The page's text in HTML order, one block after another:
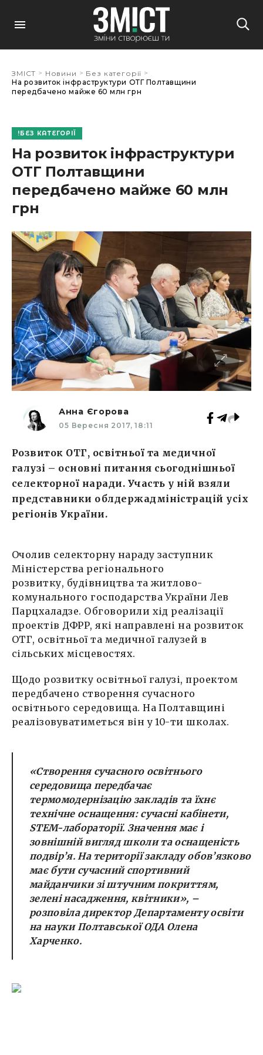
ЗМІСТ > Новини > Без категорії >
На розвиток інфраструктури ОТГ Полтавщини
передбачено майже 60 млн грн
БЕЗ КАТЕГОРІЇ
На розвиток інфраструктури
ОТГ Полтавщини
передбачено майже 60 млн
грн
Анна Єгорова
05 Вересня 2017, 18:11
Розвиток ОТГ, освітньої та медичної
галузі – основні питання сьогоднішньої
селекторної наради. Участь у ній взяли
представники облдержадміністрацій усіх
регіонів України.
Очолив селекторну нараду заступник
Міністерства регіонального
розвитку, будівництва та житлово-
комунального господарства України Лев
Парцхаладзе. Обговорили хід реалізації
проектів ДФРР, які направлені на розвиток
ОТГ, освітньої та медичної галузей в
сільських місцевостях.
Щодо розвитку освітньої галузі, проектом
передбачено створення сучасного
освітнього середовища. На Полтавщині
реалізовуватиметься він у 10-ти школах.
«Створення сучасного освітнього
середовища передбачає
термомодернізацію закладів та їхнє
технічне оснащення: сучасні кабінети,
STEM-лабораторії. Значення має і
зовнішній вигляд школи та оснащеність
подвір’я. На території закладу обов’язково
має бути сучасний спортивний
майданчики зі штучним покриттям,
зелені насадження, квітники», –
розповіла директор Департаменту освіти
на науки Полтавської ОДА Олена
Харченко.